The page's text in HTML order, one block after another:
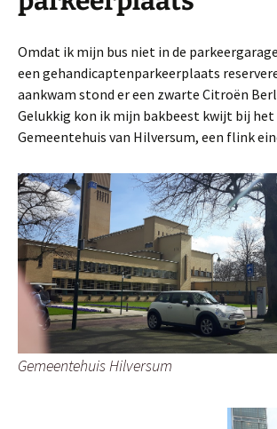
Omdat ik mijn bus niet in de
een gehandicaptenparkeerplaats
aankwam stond er een zwarte Citroën
Gelukkig kon ik mijn bakbeest kwijt bij
Gemeentehuis van Hilversum, een flink
Gemeentehuis Hilversum